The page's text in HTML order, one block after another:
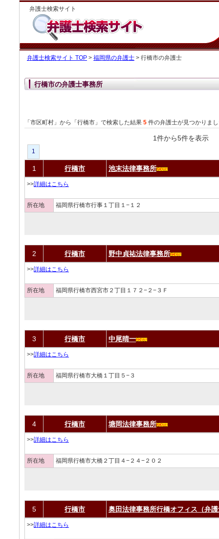
弁護士検索サイト
弁護士検索サイト TOP > 福岡県の弁護士 > 行橋市の弁護士
行橋市の弁護士事務所
「市区町村」から「行橋市」で検索した結果 5 件の弁護士が見つかりま
1件から5件を表
1
1 行橋市 池末法律事務所
>>詳細はこちら
所在地 福岡県行橋市行事１丁目１−１２
2 行橋市 野中貞祐法律事務所
>>詳細はこちら
所在地 福岡県行橋市西宮市２丁目１７２−２−３Ｆ
3 行橋市 中尾晴一
>>詳細はこちら
所在地 福岡県行橋市大橋１丁目５−３
4 行橋市 塘岡法律事務所
>>詳細はこちら
所在地 福岡県行橋市大橋２丁目４−２４−２０２
5 行橋市 奥田法律事務所行橋オフィス（弁
>>詳細はこちら